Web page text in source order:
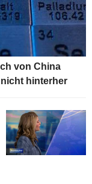
von China
hinterher